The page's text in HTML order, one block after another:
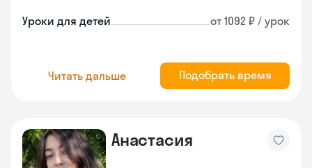
Уроки для детей от 1092 ₽ / урок
Читать дальше Подобрать время
Анастасия